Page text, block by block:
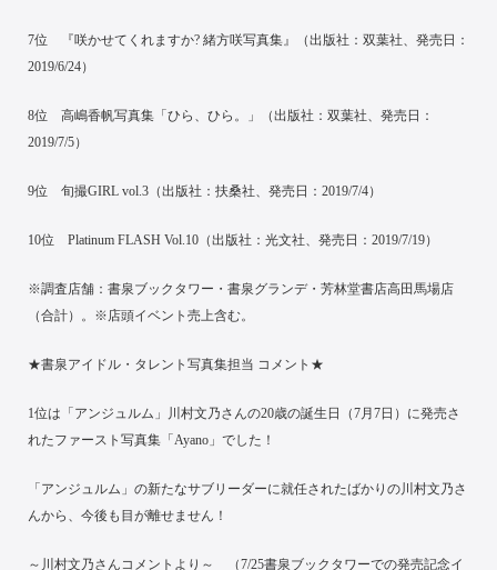
7位 『咲かせてくれますか? 緒方咲写真集』（出版社：双葉社、発売日：
2019/6/24）
8位 高嶋香帆写真集「ひら、ひら。」（出版社：双葉社、発売日：
2019/7/5）
9位 旬撮GIRL vol.3（出版社：扶桑社、発売日：2019/7/4）
10位 Platinum FLASH Vol.10（出版社：光文社、発売日：2019/7/19）
※調査店舗：書泉ブックタワー・書泉グランデ・芳林堂書店高田馬場店
（合計）。※店頭イベント売上含む。
★書泉アイドル・タレント写真集担当 コメント★
1位は「アンジュルム」川村文乃さんの20歳の誕生日（7月7日）に発売さ
れたファースト写真集「Ayano」でした！
「アンジュルム」の新たなサブリーダーに就任されたばかりの川村文乃さ
んから、今後も目が離せません！
～川村文乃さんコメントより～ （7/25書泉ブックタワーでの発売記念イ